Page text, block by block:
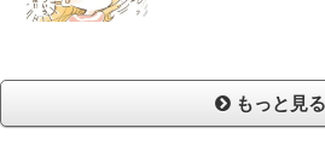
もっと見る